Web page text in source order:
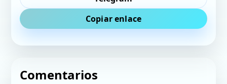
Copiar enlace
Comentarios